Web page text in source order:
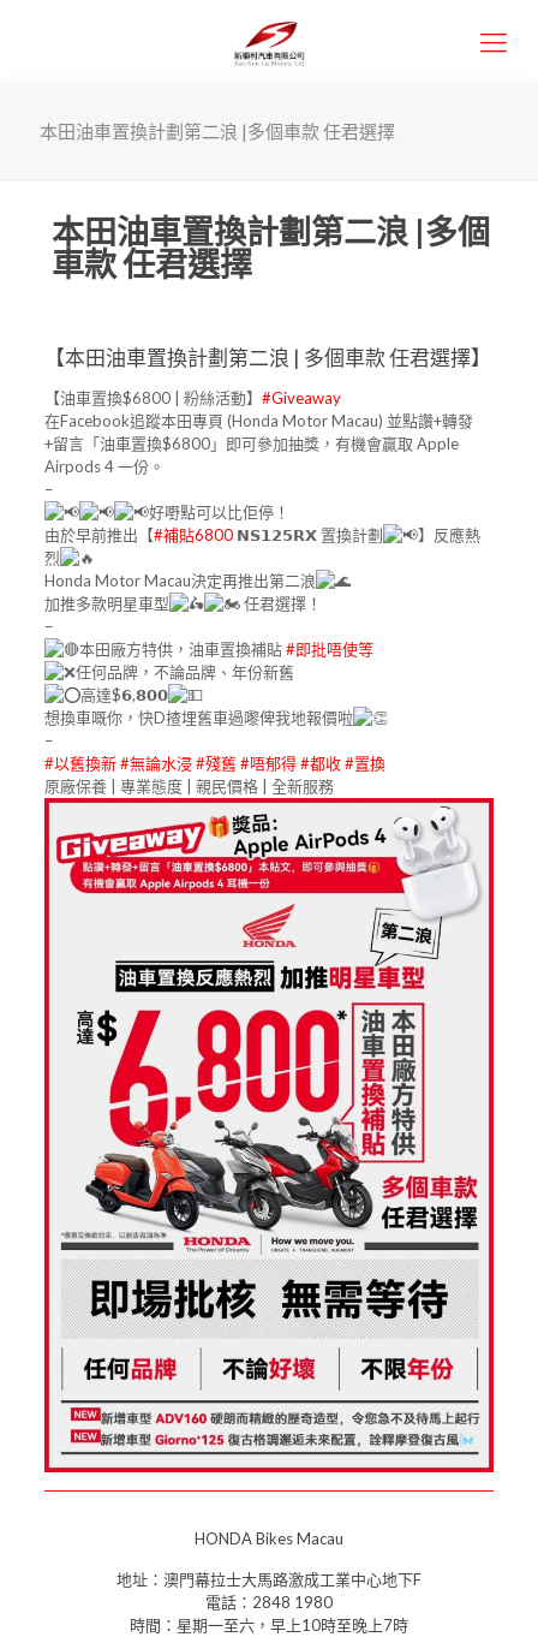
本田油車置換計劃第二浪 |多個車款 任君選擇
本田油車置換計劃第二浪 |多個
車款 任君選擇
【本田油車置換計劃第二浪 | 多個車款 任君選擇】
【油車置換$6800 | 粉絲活動】 #Giveaway
在Facebook追蹤本田專頁 (Honda Motor Macau) 並點讚+轉發
+留言「油車置換$6800」即可參加抽獎，有機會贏取 Apple
Airpods 4 一份。
–
好嘢點可以比佢停！
由於早前推出【#補貼6800𝗡𝗦𝟭𝟮𝟱𝗥𝗫 置換計劃
】反應熱
烈
Honda Motor Macau決定再推出第二浪
加推多款明星車型
任君選擇！
–
本田廠方特供，油車置換補貼#即批唔使等
任何品牌，不論品牌、年份新舊
高達$𝟲,𝟴𝟬𝟬
想換車嘅你，快D揸埋舊車過嚟俾我地報價啦
–
#以舊換新#無論水浸#殘舊#唔郁得#都收#置換
原廠保養 | 專業態度 | 親民價格 | 全新服務
HONDA Bikes Macau
地址：澳門幕拉士大馬路激成工業中心地下F
電話：2848 1980
時間：星期一至六，早上10時至晚上7時